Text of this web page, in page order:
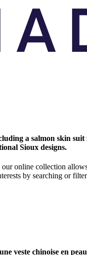
a salmon skin
Sioux designs.
online collection
by searching or
chinoise en